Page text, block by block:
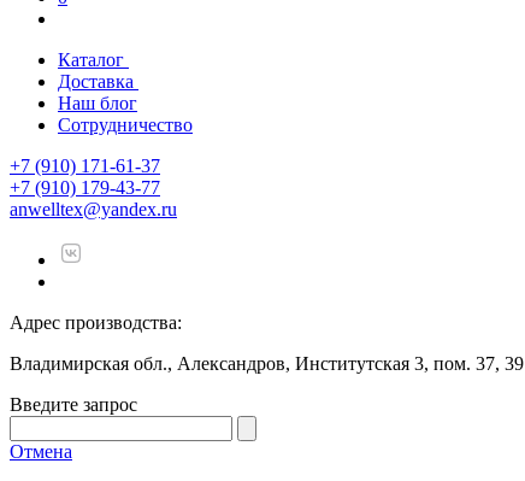
Каталог
Доставка
Наш блог
Сотрудничество
+7 (910) 171-61-37
+7 (910) 179-43-77
anwelltex@yandex.ru
Адрес производства:
Владимирская обл., Александров, Институтская 3, пом. 37, 39
Введите запрос
Отмена